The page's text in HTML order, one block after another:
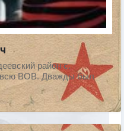
район с.
всю ВОВ. Дважды был